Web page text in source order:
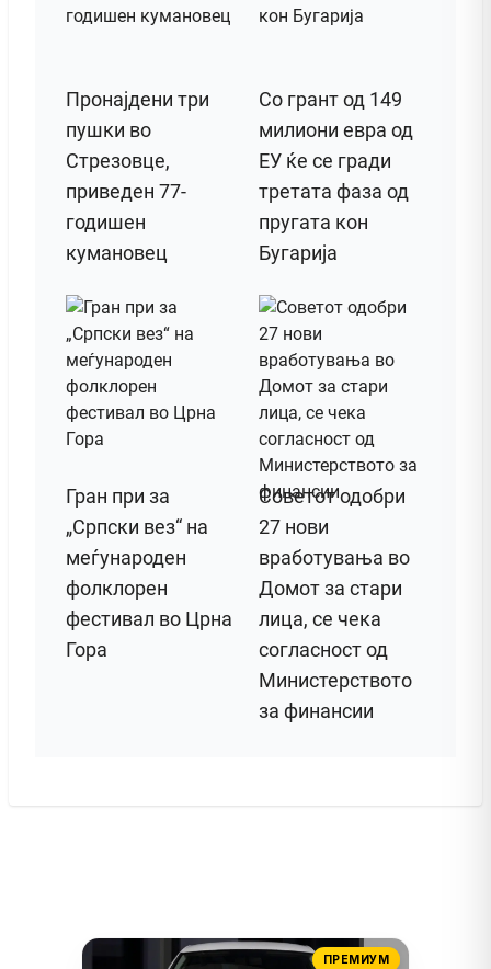
Пронајдени три
пушки во
Стрезовце,
приведен 77-
годишен
кумановец
Со грант од 149
милиони евра од
ЕУ ќе се гради
третата фаза од
пругата кон
Бугарија
Гран при за
„Српски вез“ на
меѓународен
фолклорен
фестивал во Црна
Гора
Советот одобри
27 нови
вработувања во
Домот за стари
лица, се чека
согласност од
Министерството
за финансии
ПРЕМИУМ